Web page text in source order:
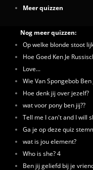
Meer quizzen
Nog meer quizzen:
Op welke blonde stoot
Hoe Goed Ken Je
Love...
Wie Van Spongebob Ben
Hoe denk jij over jezelf?
wat voor pony ben jij??
Tell me I can't and I will
Ga je op deze quiz
wat is jou element?
Who is she? 4
Ben jij geliefd bij je